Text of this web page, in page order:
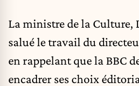
La ministre de la Culture,
salué le travail du
en rappelant que la BBC
encadrer ses choix